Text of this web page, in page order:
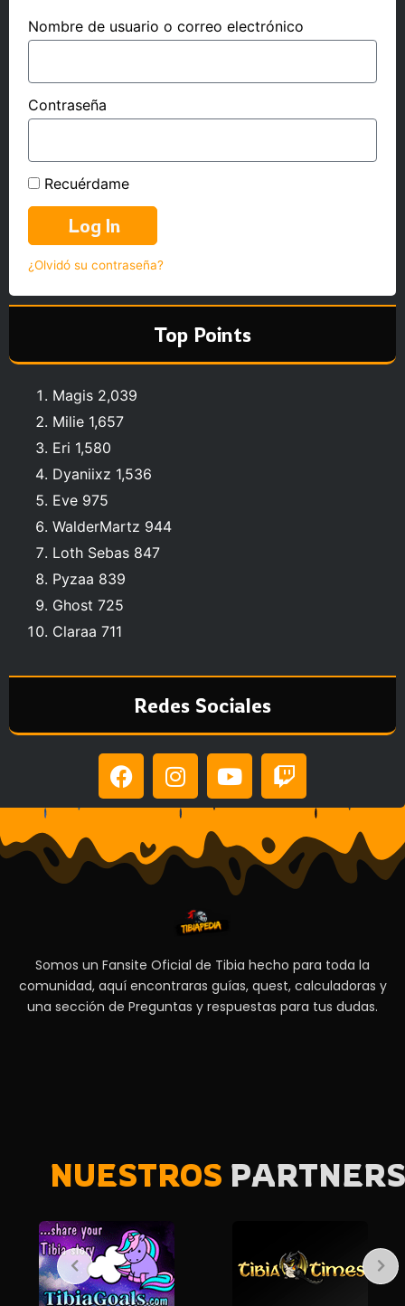
Nombre de usuario o correo electrónico
Contraseña
Recuérdame
Log In
¿Olvidó su contraseña?
Top Points
Magis 2,039
Milie 1,657
Eri 1,580
Dyaniixz 1,536
Eve 975
WalderMartz 944
Loth Sebas 847
Pyzaa 839
Ghost 725
Claraa 711
Redes Sociales
F
a
c
b
I
n
s
a
a
Y
o
u
u
b
e
T
w
i
c
h
Somos un Fansite Oficial de Tibia hecho para toda la
comunidad, aquí encontraras guías, quest, calculadoras y
una sección de Preguntas y respuestas para tus dudas.
NUESTROS PARTNERS